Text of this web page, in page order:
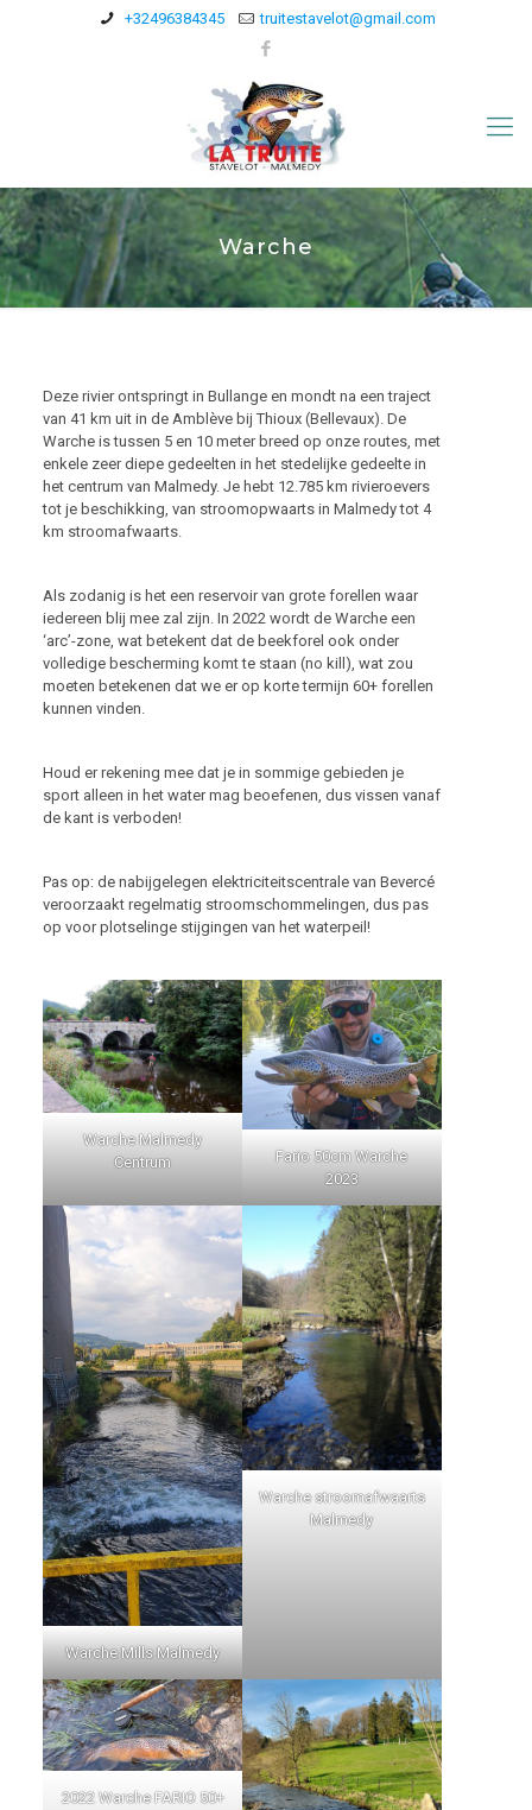
+32496384345 truitestavelot@gmail.com
Warche
Deze rivier ontspringt in Bullange en mondt na een traject
van 41 km uit in de Amblève bij Thioux (Bellevaux). De
Warche is tussen 5 en 10 meter breed op onze routes, met
enkele zeer diepe gedeelten in het stedelijke gedeelte in
het centrum van Malmedy. Je hebt 12.785 km rivieroevers
tot je beschikking, van stroomopwaarts in Malmedy tot 4
km stroomafwaarts.
Als zodanig is het een reservoir van grote forellen waar
iedereen blij mee zal zijn. In 2022 wordt de Warche een
‘arc’-zone, wat betekent dat de beekforel ook onder
volledige bescherming komt te staan (no kill), wat zou
moeten betekenen dat we er op korte termijn 60+ forellen
kunnen vinden.
Houd er rekening mee dat je in sommige gebieden je
sport alleen in het water mag beoefenen, dus vissen vanaf
de kant is verboden!
Pas op: de nabijgelegen elektriciteitscentrale van Bevercé
veroorzaakt regelmatig stroomschommelingen, dus pas
op voor plotselinge stijgingen van het waterpeil!
Warche Malmedy
Centrum
Fario 50cm Warche
2023
Warche Mills Malmedy
Warche stroomafwaarts
Malmedy
2022 Warche FARIO 50+